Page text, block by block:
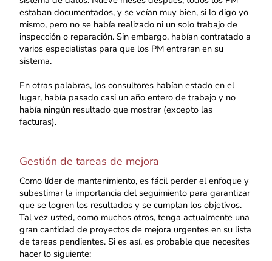
estaban documentados, y se veían muy bien, si lo digo yo
mismo, pero no se había realizado ni un solo trabajo de
inspección o reparación. Sin embargo, habían contratado a
varios especialistas para que los PM entraran en su
sistema.
En otras palabras, los consultores habían estado en el
lugar, había pasado casi un año entero de trabajo y no
había ningún resultado que mostrar (excepto las
facturas).
Gestión de tareas de mejora
Como líder de mantenimiento, es fácil perder el enfoque y
subestimar la importancia del seguimiento para garantizar
que se logren los resultados y se cumplan los objetivos.
Tal vez usted, como muchos otros, tenga actualmente una
gran cantidad de proyectos de mejora urgentes en su lista
de tareas pendientes. Si es así, es probable que necesites
hacer lo siguiente: